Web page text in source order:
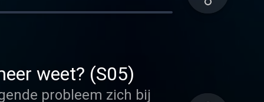
weet? (S05)
probleem zich bij